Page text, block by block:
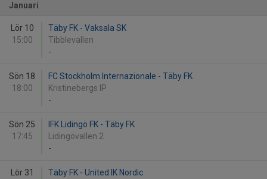
Januari
Lör 10
15:00
Täby FK - Vaksala SK
Tibblevallen
-
Sön 18
18:00
FC Stockholm Internazionale - Täby FK
Kristinebergs IP
-
Sön 25
17:45
IFK Lidingö FK - Täby FK
Lidingövallen 2
-
Lör 31
Täby FK - United IK Nordic